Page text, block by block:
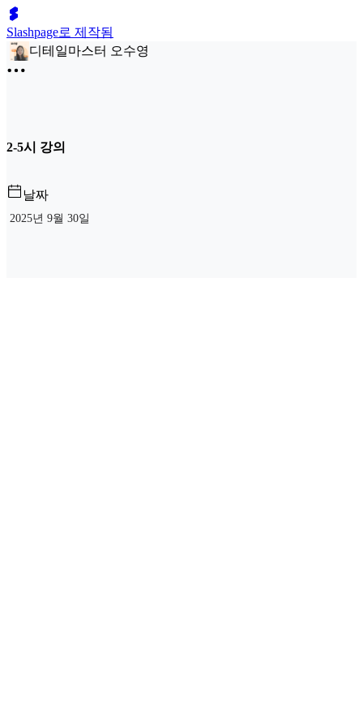
Slashpage로 제작됨
디테일마스터 오수영
2-5시 강의
날짜
2025년 9월 30일